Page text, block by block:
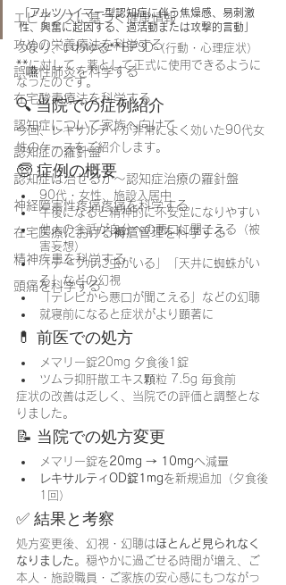
エビデンスに基づく健康情報
攻めの栄養療法を科学する
誤嚥性肺炎を科学する
在宅酸素療法を科学する
認知症について家族へ向けて
認知症の羅針盤
認知症は治せるか～認知症治療の羅針盤
神経障害性疼痛疼痛を科学する
在宅医療における褥瘡管理を科学する
精神疾患を科学する
頭痛を科学する
「アルツハイマー型認知症に伴う焦燥感、易刺激
性、興奮に起因する、過活動または攻撃的言動」
つまり、いわゆる**BPSD（行動・心理症状）
**に対して、薬として正式に使用できるように
なったのです。
🔍 当院での症例紹介
今回、レキサルティが非常によく効いた90代女
性のケースをご紹介します。
🧓 症例の概要
90代・女性、施設入居中
午後になると精神的に不安定になりやすい
他人の会話が自分への悪口に聞こえる（被
害妄想）
「テーブルに虫がいる」「天井に蜘蛛がい
る」などの幻視
「テレビから悪口が聞こえる」などの幻聴
就寝前になると症状がより顕著に
💊 前医での処方
メマリー錠20mg 夕食後1錠
ツムラ抑肝散エキス顆粒 7.5g 毎食前
症状の改善は乏しく、当院での評価と調整とな
りました。
📝 当院での処方変更
メマリー錠を20mg → 10mgへ減量
レキサルティOD錠1mgを新規追加（夕食後
1回）
✅ 結果と考察
処方変更後、幻視・幻聴はほとんど見られなく
なりました。穏やかに過ごせる時間が増え、ご
本人・施設職員・ご家族の安心感にもつながっ